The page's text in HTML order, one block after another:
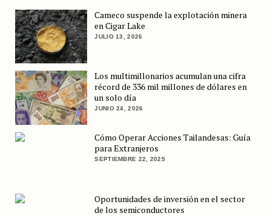
Cameco suspende la explotación minera
en Cigar Lake
JULIO 13, 2026
Los multimillonarios acumulan una cifra
récord de 336 mil millones de dólares en
un solo día
JUNIO 24, 2026
Cómo Operar Acciones Tailandesas: Guía
para Extranjeros
SEPTIEMBRE 22, 2025
Oportunidades de inversión en el sector
de los semiconductores